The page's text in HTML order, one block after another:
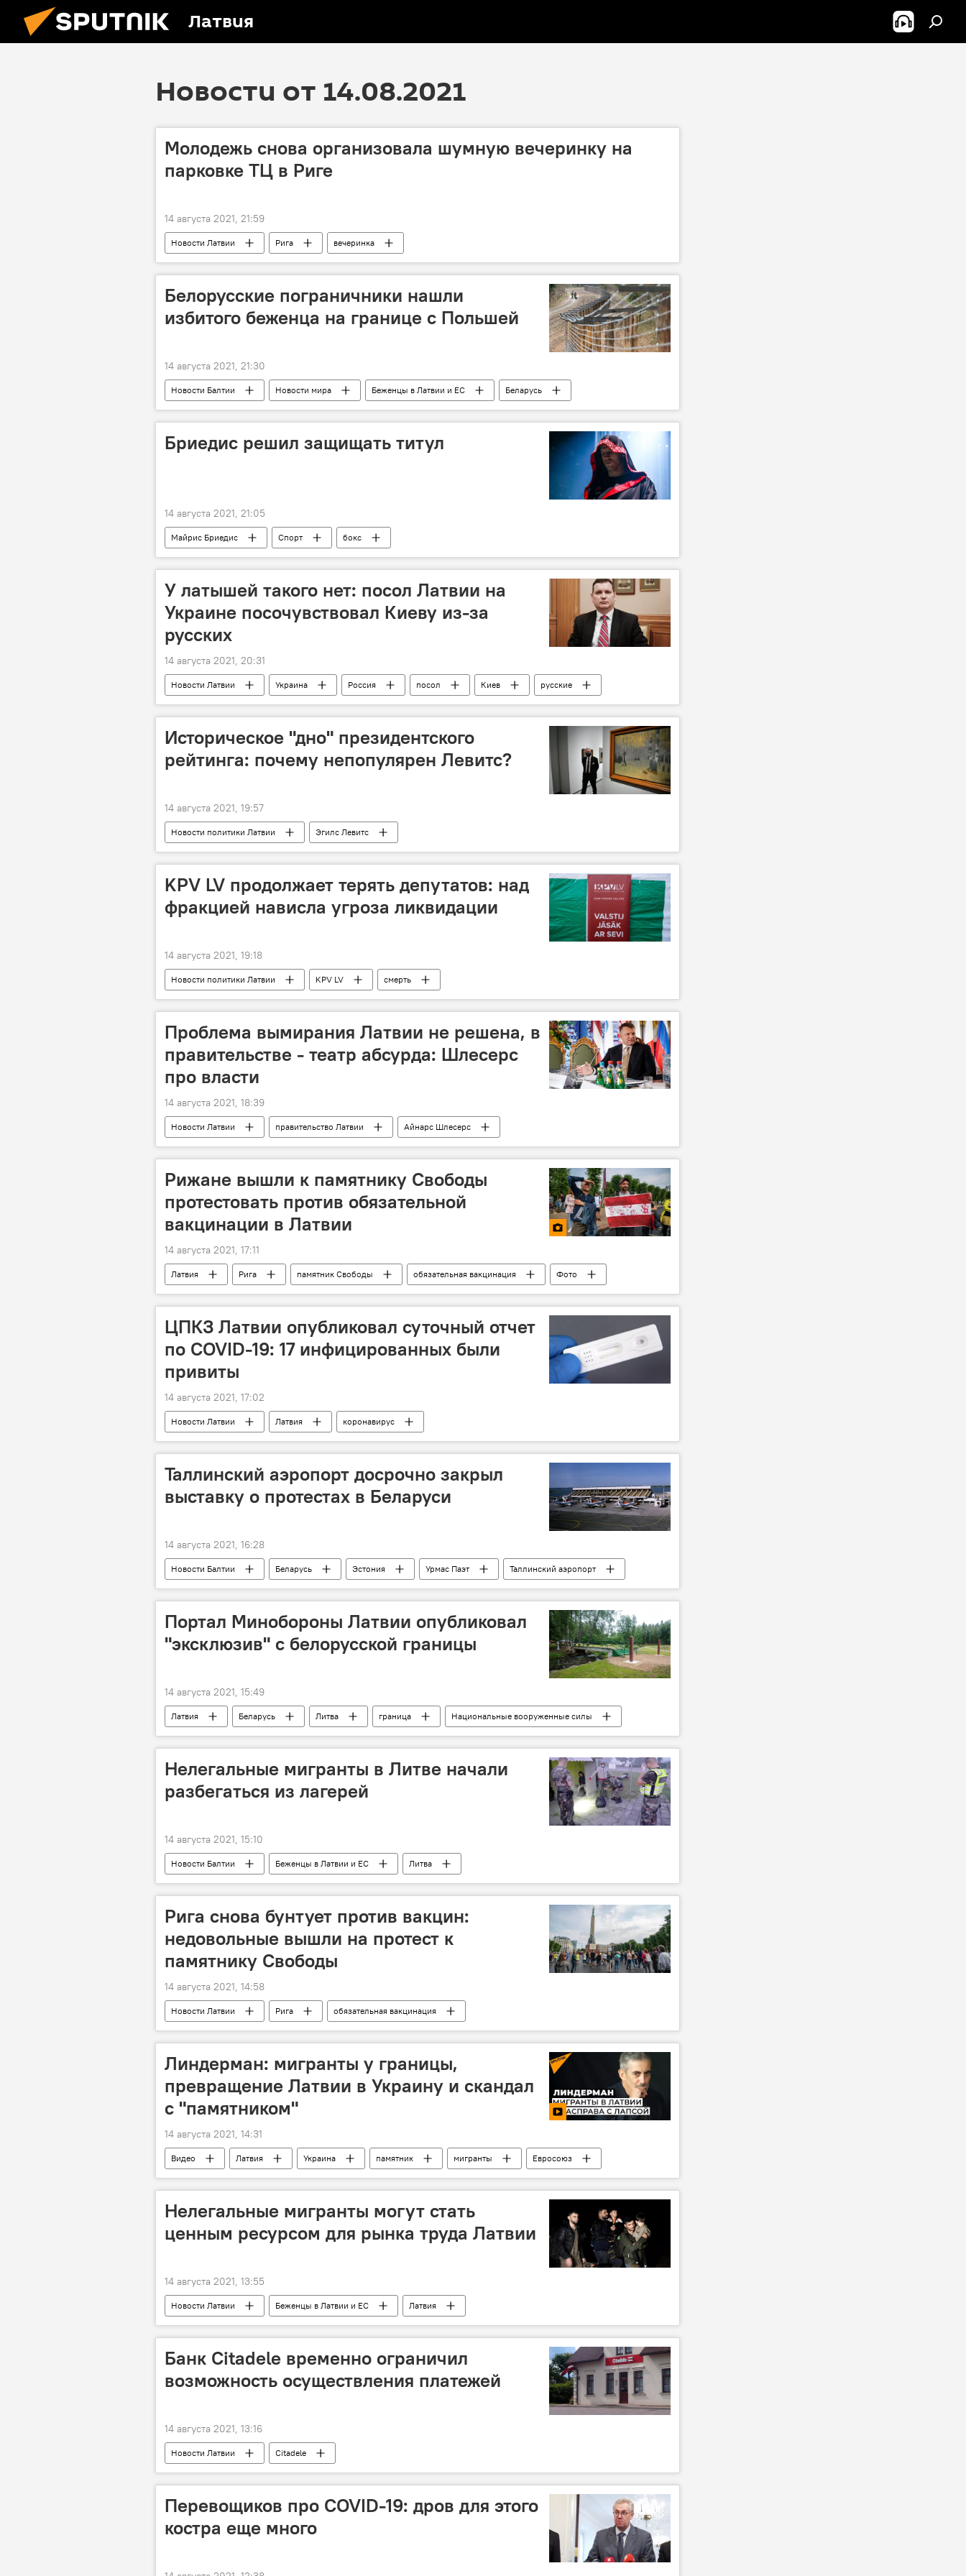
Латвия
Новости от 14.08.2021
Молодежь снова организовала шумную вечеринку на
парковке ТЦ в Риге
14 августа 2021, 21:59
Новости Латвии Рига вечеринка
Белорусские пограничники нашли
избитого беженца на границе с Польшей
14 августа 2021, 21:30
Новости Балтии Новости мира Беженцы в Латвии и ЕС
Беларусь
Польша
Бриедис решил защищать титул
14 августа 2021, 21:05
Майрис Бриедис Спорт бокс
У латышей такого нет: посол Латвии на
Украине посочувствовал Киеву из-за
русских
14 августа 2021, 20:31
Новости Латвии Украина Россия посол Киев
русские
Юрис Пойканс
Историческое "дно" президентского
рейтинга: почему непопулярен Левитс?
14 августа 2021, 19:57
Новости политики Латвии Эгилс Левитс
KPV LV продолжает терять депутатов: над
фракцией нависла угроза ликвидации
14 августа 2021, 19:18
Новости политики Латвии KPV LV смерть
Проблема вымирания Латвии не решена, в
правительстве - театр абсурда: Шлесерс
про власти
14 августа 2021, 18:39
Новости Латвии правительство Латвии Айнарс Шлесерс
Рижане вышли к памятнику Свободы
протестовать против обязательной
вакцинации в Латвии
14 августа 2021, 17:11
Латвия Рига памятник Свободы обязательная вакцинация
Фото
Мультимедиа
ЦПКЗ Латвии опубликовал суточный отчет
по COVID-19: 17 инфицированных были
привиты
14 августа 2021, 17:02
Новости Латвии Латвия коронавирус
Таллинский аэропорт досрочно закрыл
выставку о протестах в Беларуси
14 августа 2021, 16:28
Новости Балтии Беларусь Эстония Урмас Паэт
Таллинский аэропорт
Ситуация после выборов президента Беларуси
Портал Минобороны Латвии опубликовал
"эксклюзив" с белорусской границы
14 августа 2021, 15:49
Латвия Беларусь Литва граница
Национальные вооруженные силы
мигранты
Нелегальные мигранты в Литве начали
разбегаться из лагерей
14 августа 2021, 15:10
Новости Балтии Беженцы в Латвии и ЕС Литва
Рига снова бунтует против вакцин:
недовольные вышли на протест к
памятнику Свободы
14 августа 2021, 14:58
Новости Латвии Рига обязательная вакцинация
Линдерман: мигранты у границы,
превращение Латвии в Украину и скандал
с "памятником"
14 августа 2021, 14:31
Видео Латвия Украина памятник мигранты Евросоюз
Нелегальные мигранты могут стать
ценным ресурсом для рынка труда Латвии
14 августа 2021, 13:55
Новости Латвии Беженцы в Латвии и ЕС Латвия
Банк Citadele временно ограничил
возможность осуществления платежей
14 августа 2021, 13:16
Новости Латвии Citadele
Перевощиков про COVID-19: дров для этого
костра еще много